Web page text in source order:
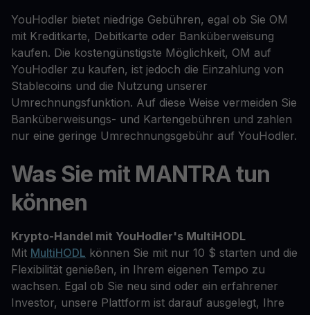
YouHodler bietet niedrige Gebühren, egal ob Sie OM
mit Kreditkarte, Debitkarte oder Banküberweisung
kaufen. Die kostengünstigste Möglichkeit, OM auf
YouHodler zu kaufen, ist jedoch die Einzahlung von
Stablecoins und die Nutzung unserer
Umrechnungsfunktion. Auf diese Weise vermeiden Sie
Banküberweisungs- und Kartengebühren und zahlen
nur eine geringe Umrechnungsgebühr auf YouHodler.
Was Sie mit MANTRA tun
können
Krypto-Handel mit YouHodler's MultiHODL
Mit MultiHODL können Sie mit nur 10 $ starten und die
Flexibilität genießen, in Ihrem eigenen Tempo zu
wachsen. Egal ob Sie neu sind oder ein erfahrener
Investor, unsere Plattform ist darauf ausgelegt, Ihre